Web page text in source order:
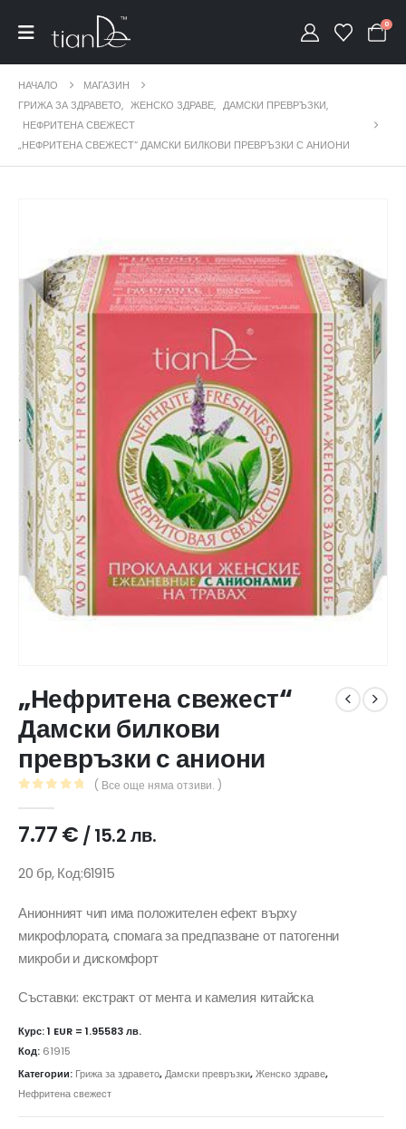
0
НАЧАЛО
МАГАЗИН
ГРИЖА ЗА ЗДРАВЕТО, ЖЕНСКО ЗДРАВЕ, ДАМСКИ ПРЕВРЪЗКИ,
НЕФРИТЕНА СВЕЖЕСТ
„НЕФРИТЕНА СВЕЖЕСТ“ ДАМСКИ БИЛКОВИ ПРЕВРЪЗКИ С АНИОНИ
„Нефритена свежест“
Дамски билкови
превръзки с аниони
( Все още няма отзиви. )
7.77€ / 15.2 лв.
20 бр, Код:61915
Анионният чип има положителен ефект върху
микрофлората, спомага за предпазване от патогенни
микроби и дискомфорт
Съставки: екстракт от мента и камелия китайска
Курс: 1 EUR = 1.95583 лв.
Код: 61915
Категории: Грижа за здравето,Дамски превръзки,Женско здраве,
Нефритена свежест